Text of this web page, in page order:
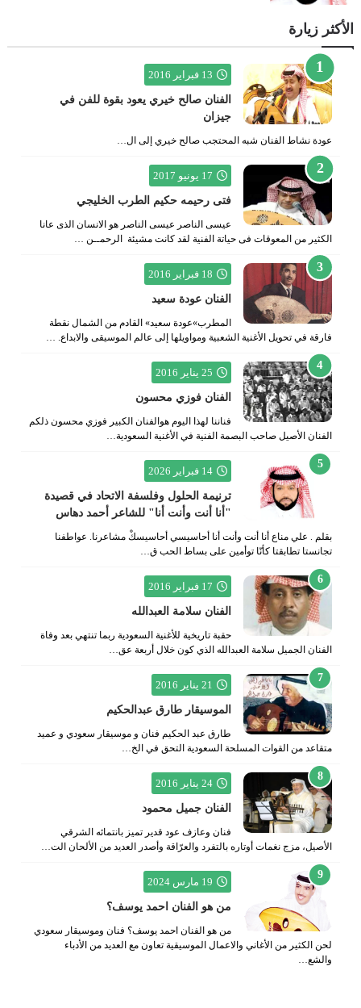
الأكثر زيارة
13 فبراير 2016
الفنان صالح خيري يعود بقوة للفن في
جيزان
عودة نشاط الفنان شبه المحتجب صالح خيري إلى ال…
17 يونيو 2017
فتى رحيمه حكيم الطرب الخليجي
عيسى الناصر عيسى الناصر هو الانسان الذى عانا
الكثير من المعوقات فى حياتة الفنية لقد كانت مشيئة الرحمــن …
18 فبراير 2016
الفنان عودة سعيد
المطرب»عودة سعيد» القادم من الشمال نقطة
فارقة في تحويل الأغنية الشعبية ومواويلها إلى عالم الموسيقى والابداع. …
25 يناير 2016
الفنان فوزي محسون
فناننا لهذا اليوم هوالفنان الكبير فوزي محسون ذلكم
الفنان الأصيل صاحب البصمة الفنية في الأغنية السعودية…
14 فبراير 2026
ترنيمة الحلول وفلسفة الاتحاد في قصيدة
"أنا أنت وأنت أنا" للشاعر أحمد دهاس
بقلم . علي مناع أنا أنت وأنت أنا أحاسيسي أحاسيسكْ مشاعرنا. عواطفنا
تجانستا تطابقتا كأنّا توأمين على بساط الحب ق…
17 فبراير 2016
الفنان سلامة العبدالله
حقبة تاريخية للأغنية السعودية ربما تنتهي بعد وفاة
الفنان الجميل سلامة العبدالله الذي كون خلال أربعة عق…
21 يناير 2016
الموسيقار طارق عبدالحكيم
طارق عبد الحكيم فنان و موسيقار سعودي و عميد
متقاعد من القوات المسلحة السعودية التحق في الخ…
24 يناير 2016
الفنان جميل محمود
فنان وعازف عود قدير تميز بانتمائه الشرقي
الأصيل، مزج نغمات أوتاره بالتفرد والعرّاقة وأصدر العديد من الألحان الت…
19 مارس 2024
من هو الفنان احمد يوسف؟
من هو الفنان احمد يوسف؟ فنان وموسيقار سعودي
لحن الكثير من الأغاني والاعمال الموسيقية تعاون مع العديد من الأدباء
والشع…